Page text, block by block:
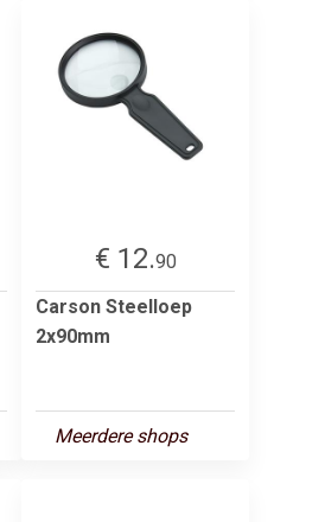
€ 12.90
Carson Steelloep
2x90mm
Meerdere shops